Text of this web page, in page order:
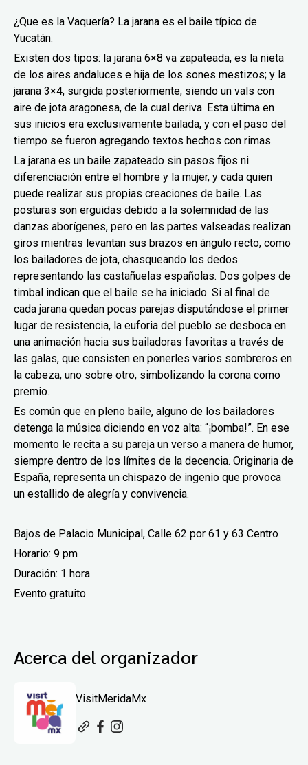
¿Que es la Vaquería? La jarana es el baile típico de
Yucatán.
Existen dos tipos: la jarana 6×8 va zapateada, es la nieta
de los aires andaluces e hija de los sones mestizos; y la
jarana 3×4, surgida posteriormente, siendo un vals con
aire de jota aragonesa, de la cual deriva. Esta última en
sus inicios era exclusivamente bailada, y con el paso del
tiempo se fueron agregando textos hechos con rimas.
La jarana es un baile zapateado sin pasos fijos ni
diferenciación entre el hombre y la mujer, y cada quien
puede realizar sus propias creaciones de baile. Las
posturas son erguidas debido a la solemnidad de las
danzas aborígenes, pero en las partes valseadas realizan
giros mientras levantan sus brazos en ángulo recto, como
los bailadores de jota, chasqueando los dedos
representando las castañuelas españolas. Dos golpes de
timbal indican que el baile se ha iniciado. Si al final de
cada jarana quedan pocas parejas disputándose el primer
lugar de resistencia, la euforia del pueblo se desboca en
una animación hacia sus bailadoras favoritas a través de
las galas, que consisten en ponerles varios sombreros en
la cabeza, uno sobre otro, simbolizando la corona como
premio.
Es común que en pleno baile, alguno de los bailadores
detenga la música diciendo en voz alta: “¡bomba!”. En ese
momento le recita a su pareja un verso a manera de humor,
siempre dentro de los límites de la decencia. Originaria de
España, representa un chispazo de ingenio que provoca
un estallido de alegría y convivencia.
Bajos de Palacio Municipal, Calle 62 por 61 y 63 Centro
Horario: 9 pm
Duración: 1 hora
Evento gratuito
Acerca del organizador
VisitMeridaMx